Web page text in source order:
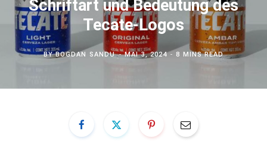
Schriftart und Bedeutung des
Tecate-Logos
BYBOGDAN SANDU MAI 3, 2024 8 MINS READ